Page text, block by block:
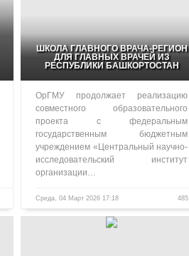
ШКОЛА ГЛАВНОГО ВРАЧА-РЕГИОН
ДЛЯ ГЛАВНЫХ ВРАЧЕЙ ИЗ
РЕСПУБЛИКИ БАШКОРТОСТАН
ОрГМУ продолжает реализацию
совместного образовательного
проекта с федеральным
государственным бюджетным
учреждением «Центральный научно-
исследовательский институт
организации…
Среда, 04 Март 2026 17:18 485